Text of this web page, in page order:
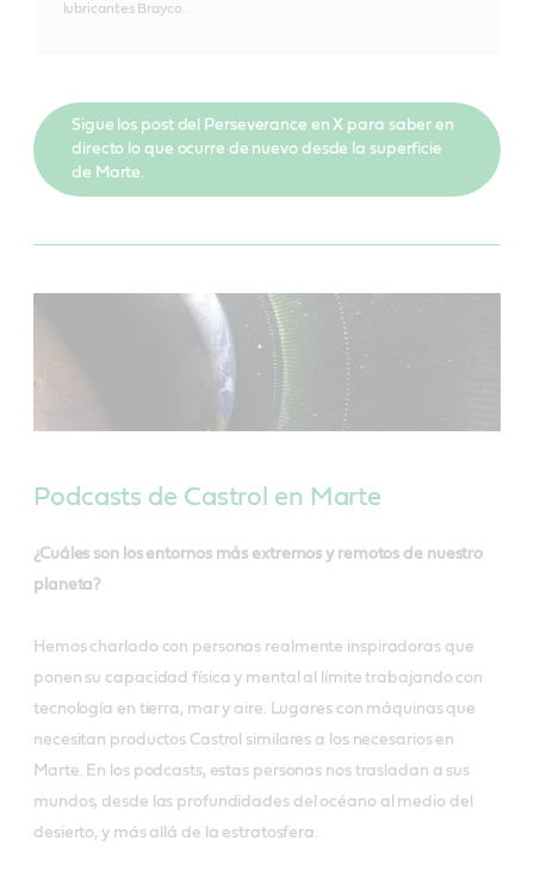
lubricantes Brayco.
Sigue los post del Perseverance en X para saber en
directo lo que ocurre de nuevo desde la superficie
de Marte.
Podcasts de Castrol en Marte
¿Cuáles son los entornos más extremos y remotos de nuestro
planeta?
Hemos charlado con personas realmente inspiradoras que
ponen su capacidad física y mental al límite trabajando con
tecnología en tierra, mar y aire. Lugares con máquinas que
necesitan productos Castrol similares a los necesarios en
Marte. En los podcasts, estas personas nos trasladan a sus
mundos, desde las profundidades del océano al medio del
desierto, y más allá de la estratosfera.